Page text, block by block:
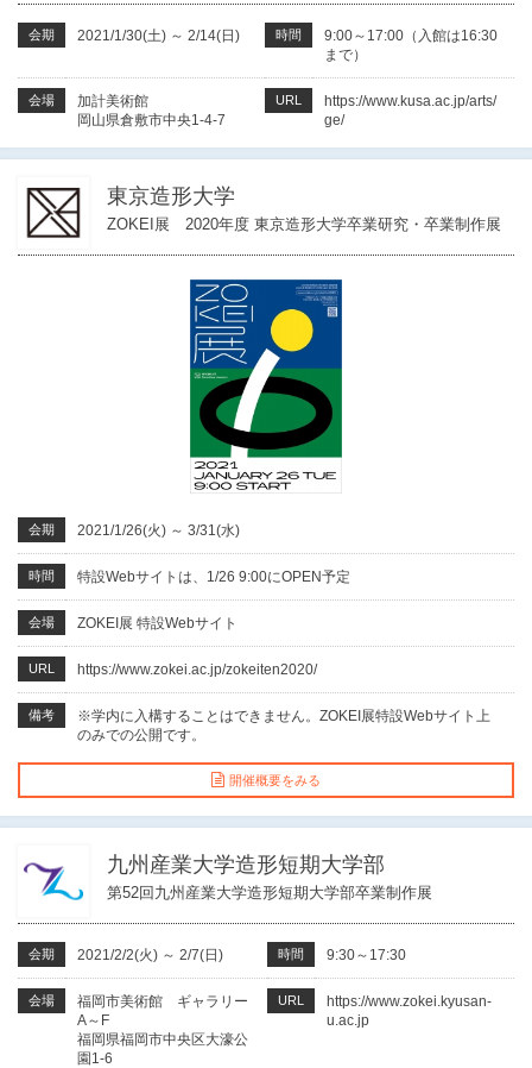
会期 2021/1/30(土) ～ 2/14(日) 時間
9:00～17:00（入館は16:30
まで）
会場
加計美術館
岡山県倉敷市中央1-4-7
URL
https://www.kusa.ac.jp/arts/
ge/
東京造形大学
ZOKEI展 2020年度 東京造形大学卒業研究・卒業制作展
会期 2021/1/26(火) ～ 3/31(水)
時間 特設Webサイトは、1/26 9:00にOPEN予定
会場 ZOKEI展 特設Webサイト
URL https://www.zokei.ac.jp/zokeiten2020/
備考
※学内に入構することはできません。ZOKEI展特設Webサイト上
のみでの公開です。
開催概要をみる
九州産業大学造形短期大学部
第52回九州産業大学造形短期大学部卒業制作展
会期 2021/2/2(火) ～ 2/7(日) 時間 9:30～17:30
会場
福岡市美術館 ギャラリー
A～F
福岡県福岡市中央区大濠公
園1-6
URL
https://www.zokei.kyusan-
u.ac.jp